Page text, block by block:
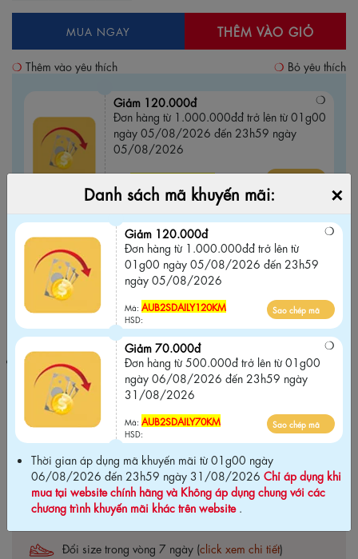
MUA NGAY THÊM VÀO GIỎ
Thêm vào yêu thích Bỏ yêu thích
Giảm 120.000đ
Đơn hàng từ 1.000.000đđ trở lên từ 01g00
ngày 05/08/2026 đến 23h59 ngày
05/08/2026
HSD:
Giảm 70.000đ
Đơn hàng từ 500.000đ trở lên từ 01g00
ngày 06/08/2026 đến 23h59 ngày
31/08/2026
Mã:AUB2SDAILY70KM
HSD:
Sao chép mã
Thời gian áp dụng mã khuyến mãi từ 01g00 ngày 06/08/2026
đến 23h59 ngày 31/08/2026Chỉ áp dụng khi mua tại website
chính hãng và Không áp dụng chung với các chương trình khuyến
mãi khác trên website
Cam kết chính hãng Biti's100%
Bảo hành 03 tháng (click xem chi tiết)
Đổi size trong vòng 7 ngày (click xem chi tiết)
Danh sách mã khuyến mãi: ×
Giảm 120.000đ
Đơn hàng từ 1.000.000đđ trở lên từ
01g00 ngày 05/08/2026 đến 23h59
ngày 05/08/2026
Mã: AUB2SDAILY120KM
HSD:
Sao chép mã
Giảm 70.000đ
Đơn hàng từ 500.000đ trở lên từ 01g00
ngày 06/08/2026 đến 23h59 ngày
31/08/2026
Mã: AUB2SDAILY70KM
HSD:
Sao chép mã
Thời gian áp dụng mã khuyến mãi từ 01g00 ngày
06/08/2026 đến 23h59 ngày 31/08/2026 Chỉ áp dụng khi
mua tại website chính hãng và Không áp dụng chung với các
chương trình khuyến mãi khác trên website